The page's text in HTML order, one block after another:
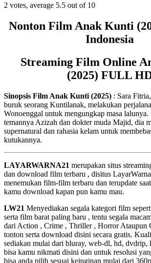
2 votes, average 5.5 out of 10
Nonton Film Anak Kunti
Indonesia
Streaming Film Online
(2025) FULL
Sinopsis Film Anak Kunti (2025) : Sara
buruk seorang Kuntilanak, melakukan
Wonoenggal untuk mengungkap masa lalunya.
temannya Azizah dan dokter muda Majid, dia
supernatural dan rahasia kelam untuk
kutukannya.
LAYARWARNA21 merupakan situs
dan download film terbaru , disitus
menemukan film-film terbaru dan terupdate
kamu download kapan pun kamu mau.
LW21 Menyediakan segala kategori film
serta film barat paling baru , tentu segala
dari Action , Crime , Thriller , Horror Ataupun
tonton serta download disini secara gratis.
sediakan mulai dari bluray, web-dl, hd, dvdrip,
bisa kamu nikmati disini dan untuk resolusi
bisa anda pilih sesuai keinginan mulai dari